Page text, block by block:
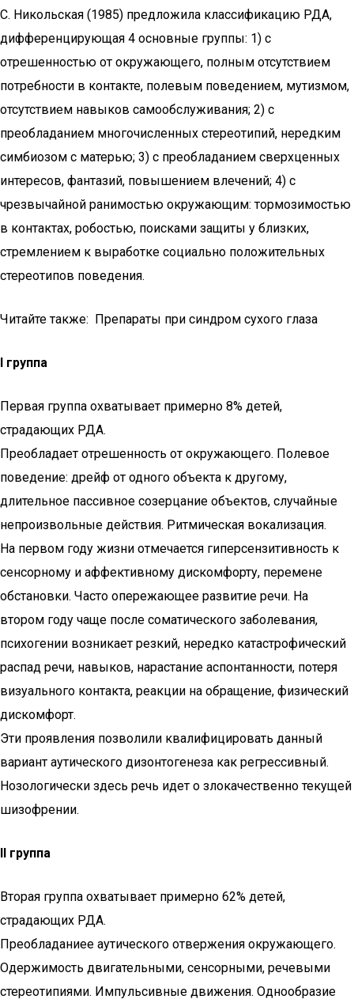
С. Никольская (1985) предложила классификацию РДА,
дифференцирующая 4 основные группы: 1) с
отрешенностью от окружающего, полным отсутствием
потребности в контакте, полевым поведением, мутизмом,
отсутствием навыков самообслуживания; 2) с
преобладанием многочисленных стереотипий, нередким
симбиозом с матерью; 3) с преобладанием сверхценных
интересов, фантазий, повышением влечений; 4) с
чрезвычайной ранимостью окружающим: тормозимостью
в контактах, робостью, поисками защиты у близких,
стремлением к выработке социально положительных
стереотипов поведения.
Читайте также: Препараты при синдром сухого глаза
I группа
Первая группа охватывает примерно 8% детей,
страдающих РДА.
Преобладает отрешенность от окружающего. Полевое
поведение: дрейф от одного объекта к другому,
длительное пассивное созерцание объектов, случайные
непроизвольные действия. Ритмическая вокализация.
На первом году жизни отмечается гиперсензитивность к
сенсорному и аффективному дискомфорту, перемене
обстановки. Часто опережающее развитие речи. На
втором году чаще после соматического заболевания,
психогении возникает резкий, нередко катастрофический
распад речи, навыков, нарастание аспонтанности, потеря
визуального контакта, реакции на обращение, физический
дискомфорт.
Эти проявления позволили квалифицировать данный
вариант аутического дизонтогенеза как регрессивный.
Нозологически здесь речь идет о злокачественно текущей
шизофрении.
II группа
Вторая группа охватывает примерно 62% детей,
страдающих РДА.
Преобладаниее аутического отвержения окружающего.
Одержимость двигательными, сенсорными, речевыми
стереотипиями. Импульсивные движения. Однообразие